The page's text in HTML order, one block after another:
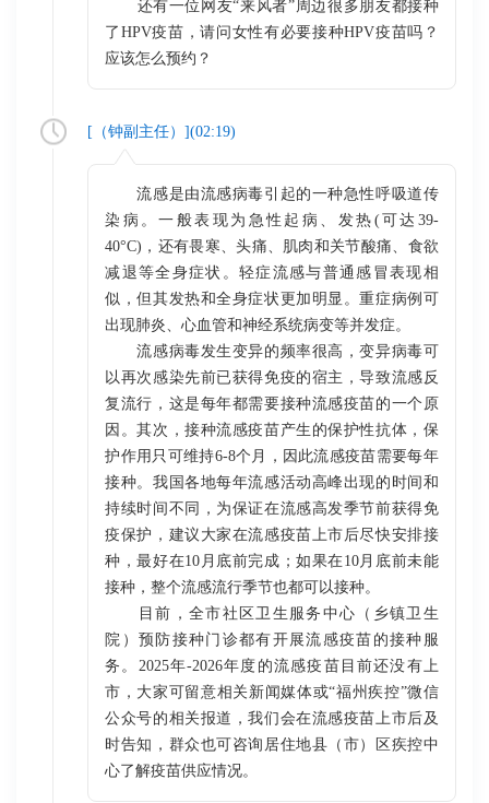
还有一位网友“来风者”周边很多朋友都接种
了HPV疫苗，请问女性有必要接种HPV疫苗吗？
应该怎么预约？
[（钟副主任）](02:19)
流感是由流感病毒引起的一种急性呼吸道传
染病。一般表现为急性起病、发热(可达39-
40°C)，还有畏寒、头痛、肌肉和关节酸痛、食欲
减退等全身症状。轻症流感与普通感冒表现相
似，但其发热和全身症状更加明显。重症病例可
出现肺炎、心血管和神经系统病变等并发症。
流感病毒发生变异的频率很高，变异病毒可
以再次感染先前已获得免疫的宿主，导致流感反
复流行，这是每年都需要接种流感疫苗的一个原
因。其次，接种流感疫苗产生的保护性抗体，保
护作用只可维持6-8个月，因此流感疫苗需要每年
接种。我国各地每年流感活动高峰出现的时间和
持续时间不同，为保证在流感高发季节前获得免
疫保护，建议大家在流感疫苗上市后尽快安排接
种，最好在10月底前完成；如果在10月底前未能
接种，整个流感流行季节也都可以接种。
目前，全市社区卫生服务中心（乡镇卫生
院）预防接种门诊都有开展流感疫苗的接种服
务。2025年-2026年度的流感疫苗目前还没有上
市，大家可留意相关新闻媒体或“福州疾控”微信
公众号的相关报道，我们会在流感疫苗上市后及
时告知，群众也可咨询居住地县（市）区疾控中
心了解疫苗供应情况。